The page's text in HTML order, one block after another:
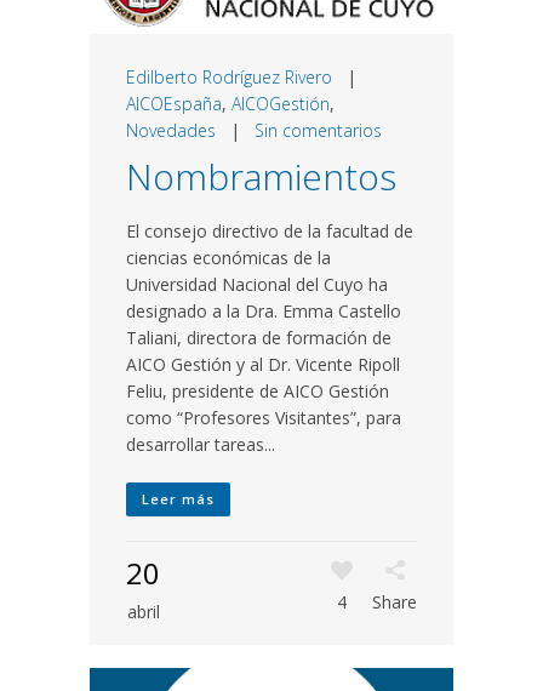
Edilberto Rodríguez Rivero |
AICOEspaña, AICOGestión,
Novedades | Sin comentarios
Nombramientos
El consejo directivo de la facultad de
ciencias económicas de la
Universidad Nacional del Cuyo ha
designado a la Dra. Emma Castello
Taliani, directora de formación de
AICO Gestión y al Dr. Vicente Ripoll
Feliu, presidente de AICO Gestión
como “Profesores Visitantes”, para
desarrollar tareas...
Leer más
20
abril 4 Share